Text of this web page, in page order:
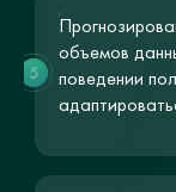
объемов
поведении
5